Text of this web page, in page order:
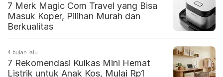
7 Merk Magic Com Travel yang Bisa
Masuk Koper, Pilihan Murah dan
Berkualitas
4 bulan lalu
7 Rekomendasi Kulkas Mini Hemat
Listrik untuk Anak Kos, Mulai Rp1